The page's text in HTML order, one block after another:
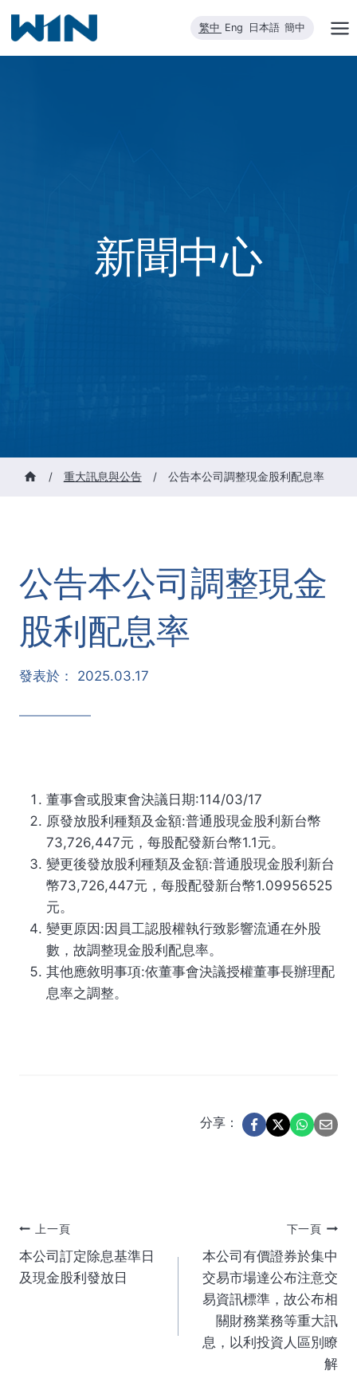
內
繁中 Eng 日本語 簡中
新聞中心
/ 重大訊息與公告 / 公告本公司調整現金股利配息率
公告本公司調整現金
股利配息率
發表於： 2025.03.17
董事會或股東會決議日期:114/03/17
原發放股利種類及金額:普通股現金股利新台幣
73,726,447元，每股配發新台幣1.1元。
變更後發放股利種類及金額:普通股現金股利新台
幣73,726,447元，每股配發新台幣1.09956525
元。
變更原因:因員工認股權執行致影響流通在外股
數，故調整現金股利配息率。
其他應敘明事項:依董事會決議授權董事長辦理配
息率之調整。
分享：
文
章
上一頁
本公司訂定除息基準日
及現金股利發放日
下一頁
本公司有價證券於集中
交易市場達公布注意交
易資訊標準，故公布相
關財務業務等重大訊
息，以利投資人區別瞭
解